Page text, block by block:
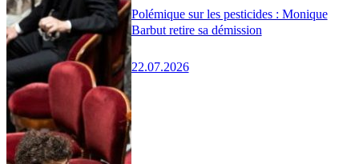
Polémique sur les pesticides : Monique
Barbut retire sa démission
22.07.2026